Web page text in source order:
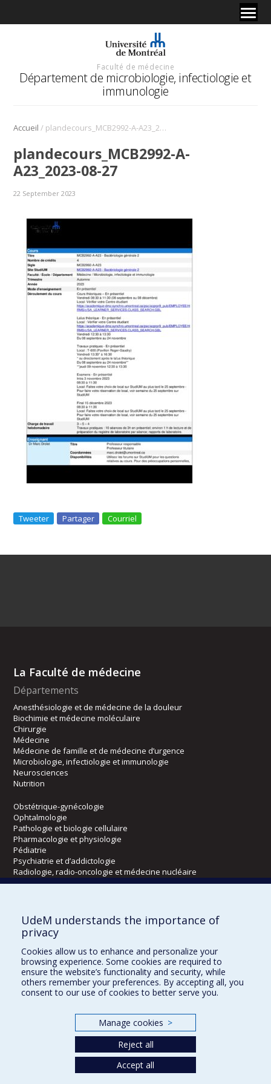
Faculté de médecine
Département de microbiologie, infectiologie et
immunologie
Accueil / plandecours_MCB2992-A-A23_2023-08-27
plandecours_MCB2992-A-
A23_2023-08-27
22 September 2023
Tweeter Partager Courriel
La Faculté de médecine
Départements
Anesthésiologie et de médecine de la douleur
Biochimie et médecine moléculaire
Chirurgie
Médecine
Médecine de famille et de médecine d’urgence
Microbiologie, infectiologie et immunologie
Neurosciences
Nutrition
Obstétrique-gynécologie
Ophtalmologie
Pathologie et biologie cellulaire
Pharmacologie et physiologie
Pédiatrie
Psychiatrie et d’addictologie
Radiologie, radio-oncologie et médecine nucléaire
Écoles
Kinésiologie et des sciences de l’activité physique
Orthophonie et audiologie
Réadaptation
Directions
DPC
UdeM understands the importance of
privacy
Cookies allow us to enhance and personalize your
browsing experience. Some cookies are required to
ensure the website’s functionality and security, while
others remember your preferences. By accepting all, you
consent to our use of cookies to better serve you.
Manage cookies >
Reject all
Accept all